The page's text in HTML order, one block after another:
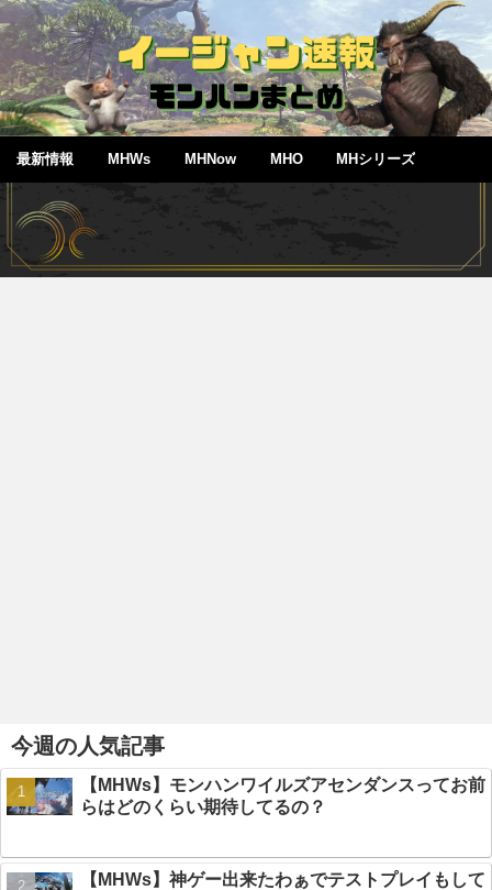
最新情報 MHWs MHNow MHO MHシリーズ
今週の人気記事
【MHWs】モンハンワイルズアセンダンスってお前
らはどのくらい期待してるの？
【MHWs】神ゲー出来たわぁでテストプレイもして